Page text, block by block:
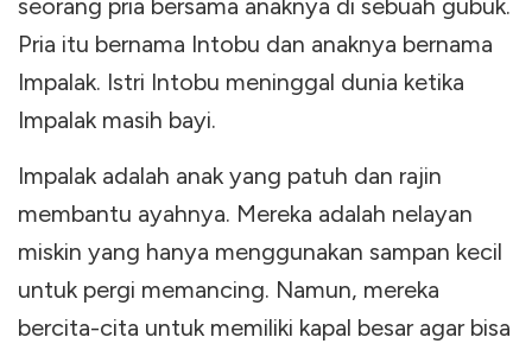
seorang pria bersama anaknya di sebuah gubuk.
Pria itu bernama Intobu dan anaknya bernama
Impalak. Istri Intobu meninggal dunia ketika
Impalak masih bayi.
Impalak adalah anak yang patuh dan rajin
membantu ayahnya. Mereka adalah nelayan
miskin yang hanya menggunakan sampan kecil
untuk pergi memancing. Namun, mereka
bercita-cita untuk memiliki kapal besar agar bisa